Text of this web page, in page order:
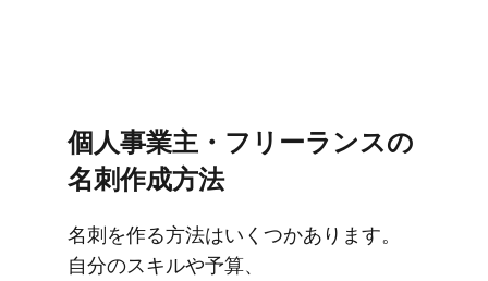
個人事業主・フリーランスの​
名刺作成方​法
名刺を​作る​方​法は​いくつか​あります。​
自分の​スキルや​予算、​